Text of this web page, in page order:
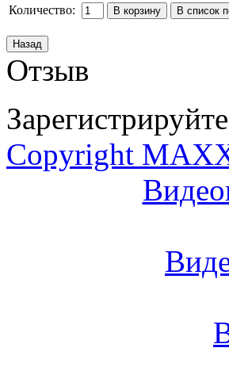
Количество:
Отзыв
Copyright